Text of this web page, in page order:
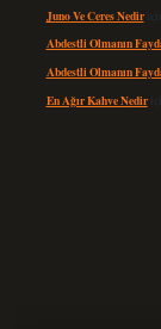
Juno Ve Ceres Nediriçin
Abdestli Olmanın
Abdestli Olmanın
En Ağır Kahve Nedir